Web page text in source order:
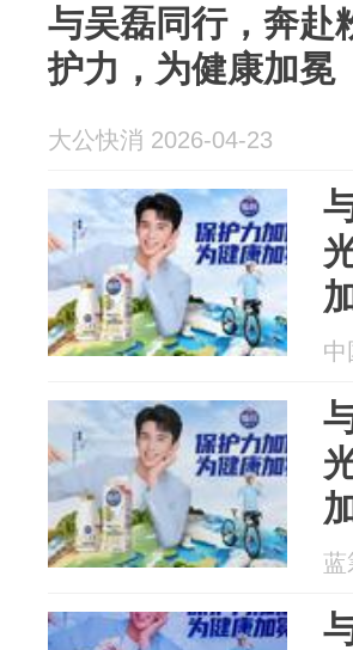
与吴磊同行，奔赴
护力，为健康加冕
大公快消 2026-04-23
中
蓝